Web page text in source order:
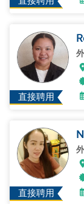
直接聘用
直接聘用